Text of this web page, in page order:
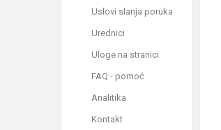
Uslovi slanja poruka
Urednici
Uloge na stranici
FAQ - pomoć
Analitika
Kontakt